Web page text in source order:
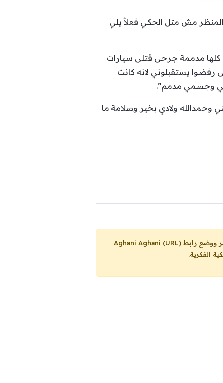
مش متل الحكي فعلاً يلي
خلص حالي الناس كلها مدممة جرحى قتلى سيارات
يستقبلوني لانه كانت
ولادي بخير وسلامة ما
Aghani Aghani (URL)
الفكرية.